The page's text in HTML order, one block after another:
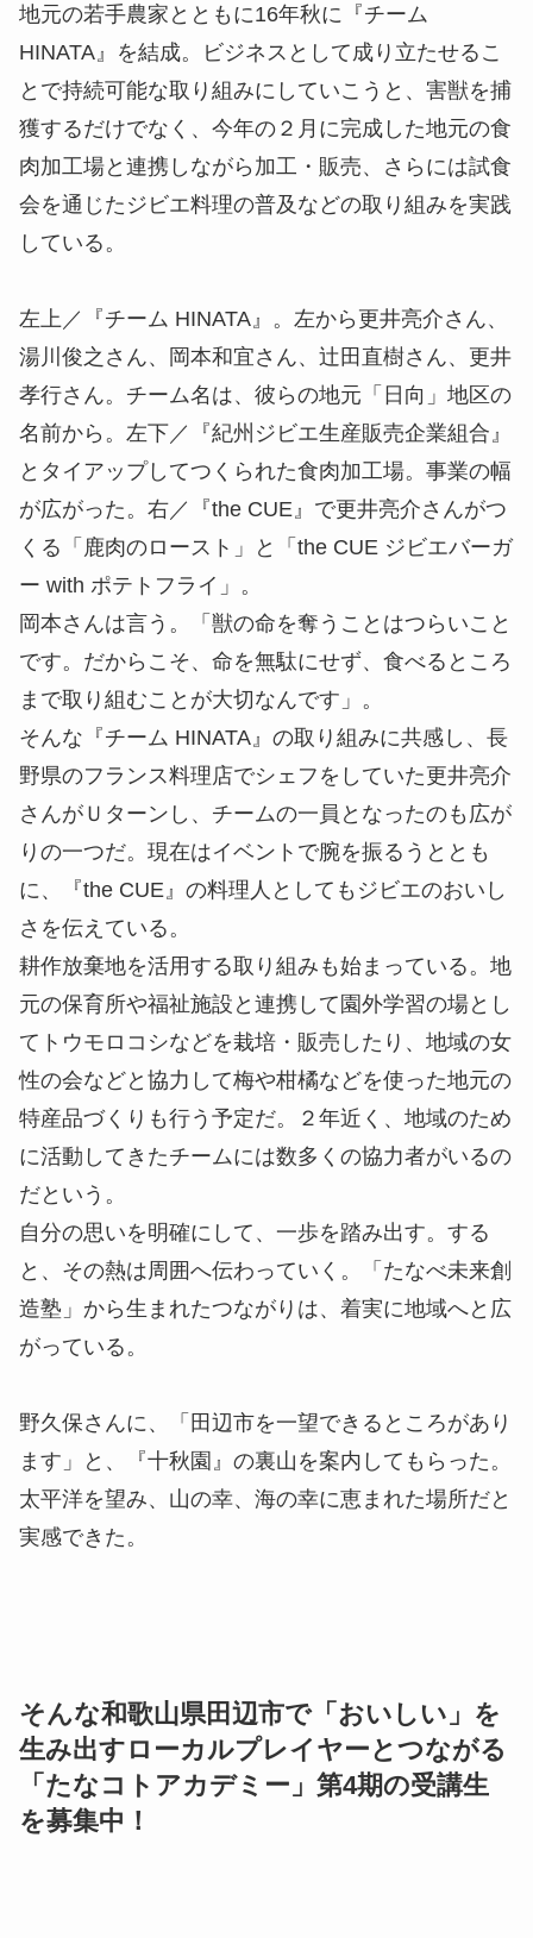
にも意欲的な田中弘志さんに土地や間取りに関する
調査をしてもらった。内装は横田さん、中村さんに
相談するという。「『未来塾』でのつながりを大切
にしながら、龍神村に来てもらえる拠点づくりにチ
ャレンジしていきたいです」と話す。
最後に訪ねたのは、１期生で、柑橘や梅を栽培する
『岡本農園』の岡本和宜さん。地域の課題である、
しないと自分たちの農業を守れないとの思いから、
地元の若手農家とともに16年秋に『チーム
HINATA』を結成。ビジネスとして成り立たせるこ
とで持続可能な取り組みにしていこうと、害獣を捕
獲するだけでなく、今年の２月に完成した地元の食
肉加工場と連携しながら加工・販売、さらには試食
会を通じたジビエ料理の普及などの取り組みを実践
している。
左上／『チーム HINATA』。左から更井亮介さん、
湯川俊之さん、岡本和宜さん、辻田直樹さん、更井
孝行さん。チーム名は、彼らの地元「日向」地区の
名前から。左下／『紀州ジビエ生産販売企業組合』
とタイアップしてつくられた食肉加工場。事業の幅
が広がった。右／『the CUE』で更井亮介さんがつ
くる「鹿肉のロースト」と「the CUE ジビエバーガ
ー with ポテトフライ」。
岡本さんは言う。「獣の命を奪うことはつらいこと
です。だからこそ、命を無駄にせず、食べるところ
まで取り組むことが大切なんです」。
そんな『チーム HINATA』の取り組みに共感し、長
野県のフランス料理店でシェフをしていた更井亮介
さんがＵターンし、チームの一員となったのも広が
りの一つだ。現在はイベントで腕を振るうととも
に、『the CUE』の料理人としてもジビエのおいし
さを伝えている。
耕作放棄地を活用する取り組みも始まっている。地
元の保育所や福祉施設と連携して園外学習の場とし
性の会などと協力して梅や柑橘などを使った地元の
特産品づくりも行う予定だ。２年近く、地域のため
に活動してきたチームには数多くの協力者がいるの
だという。
がっている。
野久保さんに、「田辺市を一望できるところがあり
ます」と、『十秋園』の裏山を案内してもらった。